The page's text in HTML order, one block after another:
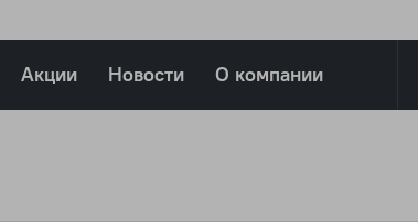
Акции Новости О компании